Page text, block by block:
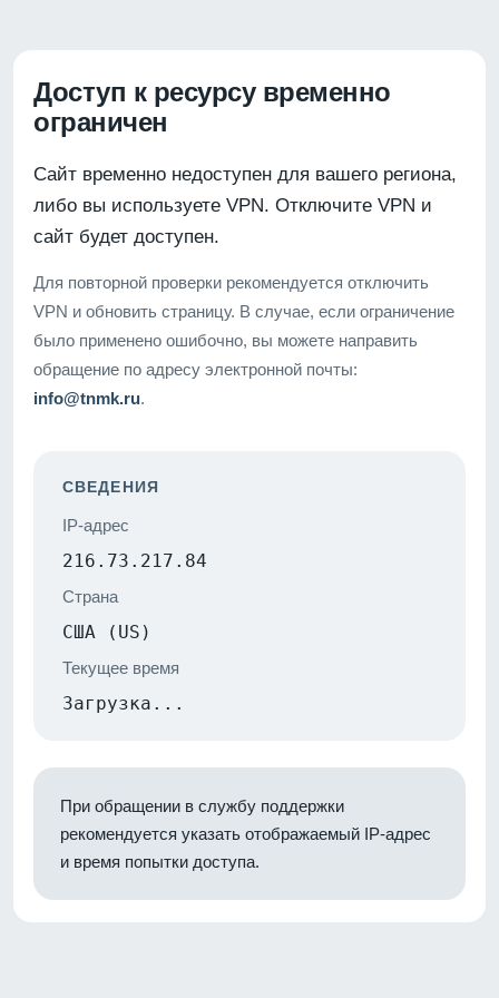
Доступ к ресурсу временно
ограничен
Сайт временно недоступен для вашего региона,
либо вы используете VPN. Отключите VPN и
сайт будет доступен.
Для повторной проверки рекомендуется отключить
VPN и обновить страницу. В случае, если ограничение
было применено ошибочно, вы можете направить
обращение по адресу электронной почты:
info@tnmk.ru.
СВЕДЕНИЯ
IP-адрес
216.73.217.84
Страна
США (US)
Текущее время
Загрузка...
При обращении в службу поддержки
рекомендуется указать отображаемый IP-адрес
и время попытки доступа.